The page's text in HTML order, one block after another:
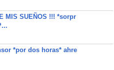
MIS SUEÑOS !!! *sorpr
*por dos horas* ahre